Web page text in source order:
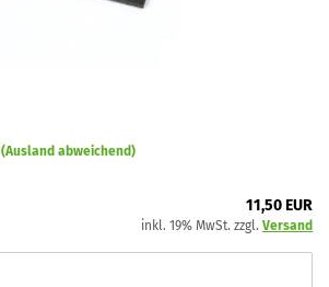
(Ausland abweichend)
11,50 EUR
inkl. 19% MwSt. zzgl. Versand